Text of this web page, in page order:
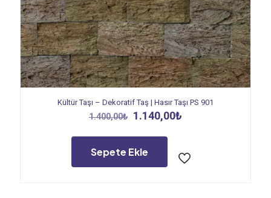
Kültür Taşı – Dekoratif Taş | Hasır Taşı PS 901
1.400,00₺ Orijinal
1.400,00₺.
1.140,00₺
Sepete Ekle